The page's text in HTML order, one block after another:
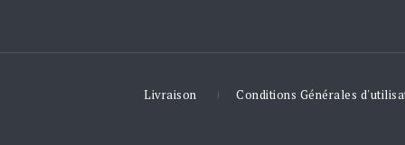
Livraison Conditions Générales